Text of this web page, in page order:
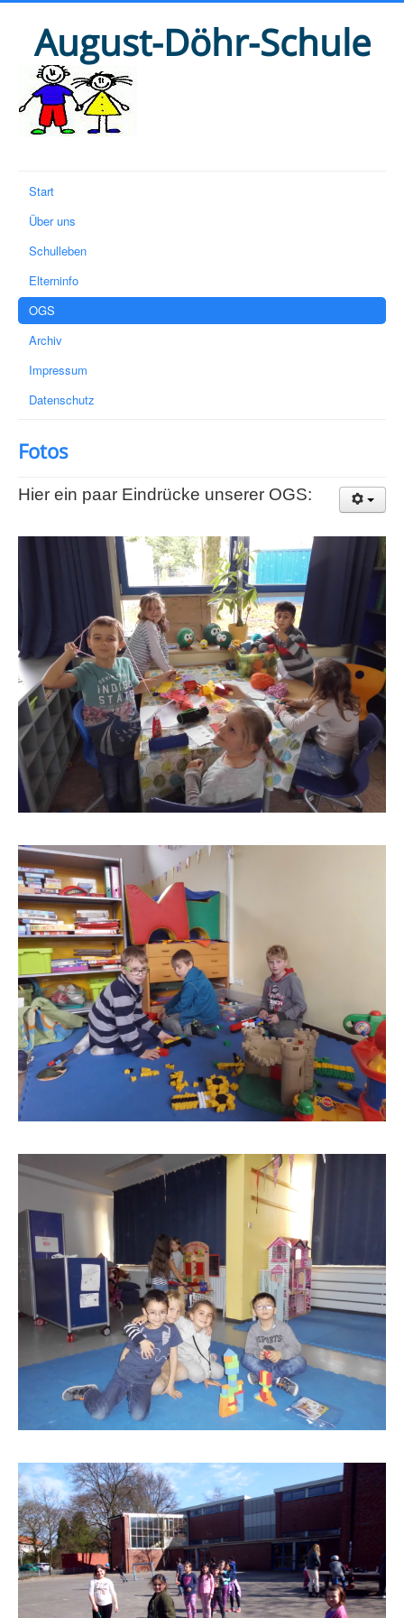
August-Döhr-Schule
Start
Über uns
Schulleben
Elterninfo
OGS
Archiv
Impressum
Datenschutz
Fotos
Hier ein paar Eindrücke unserer OGS: